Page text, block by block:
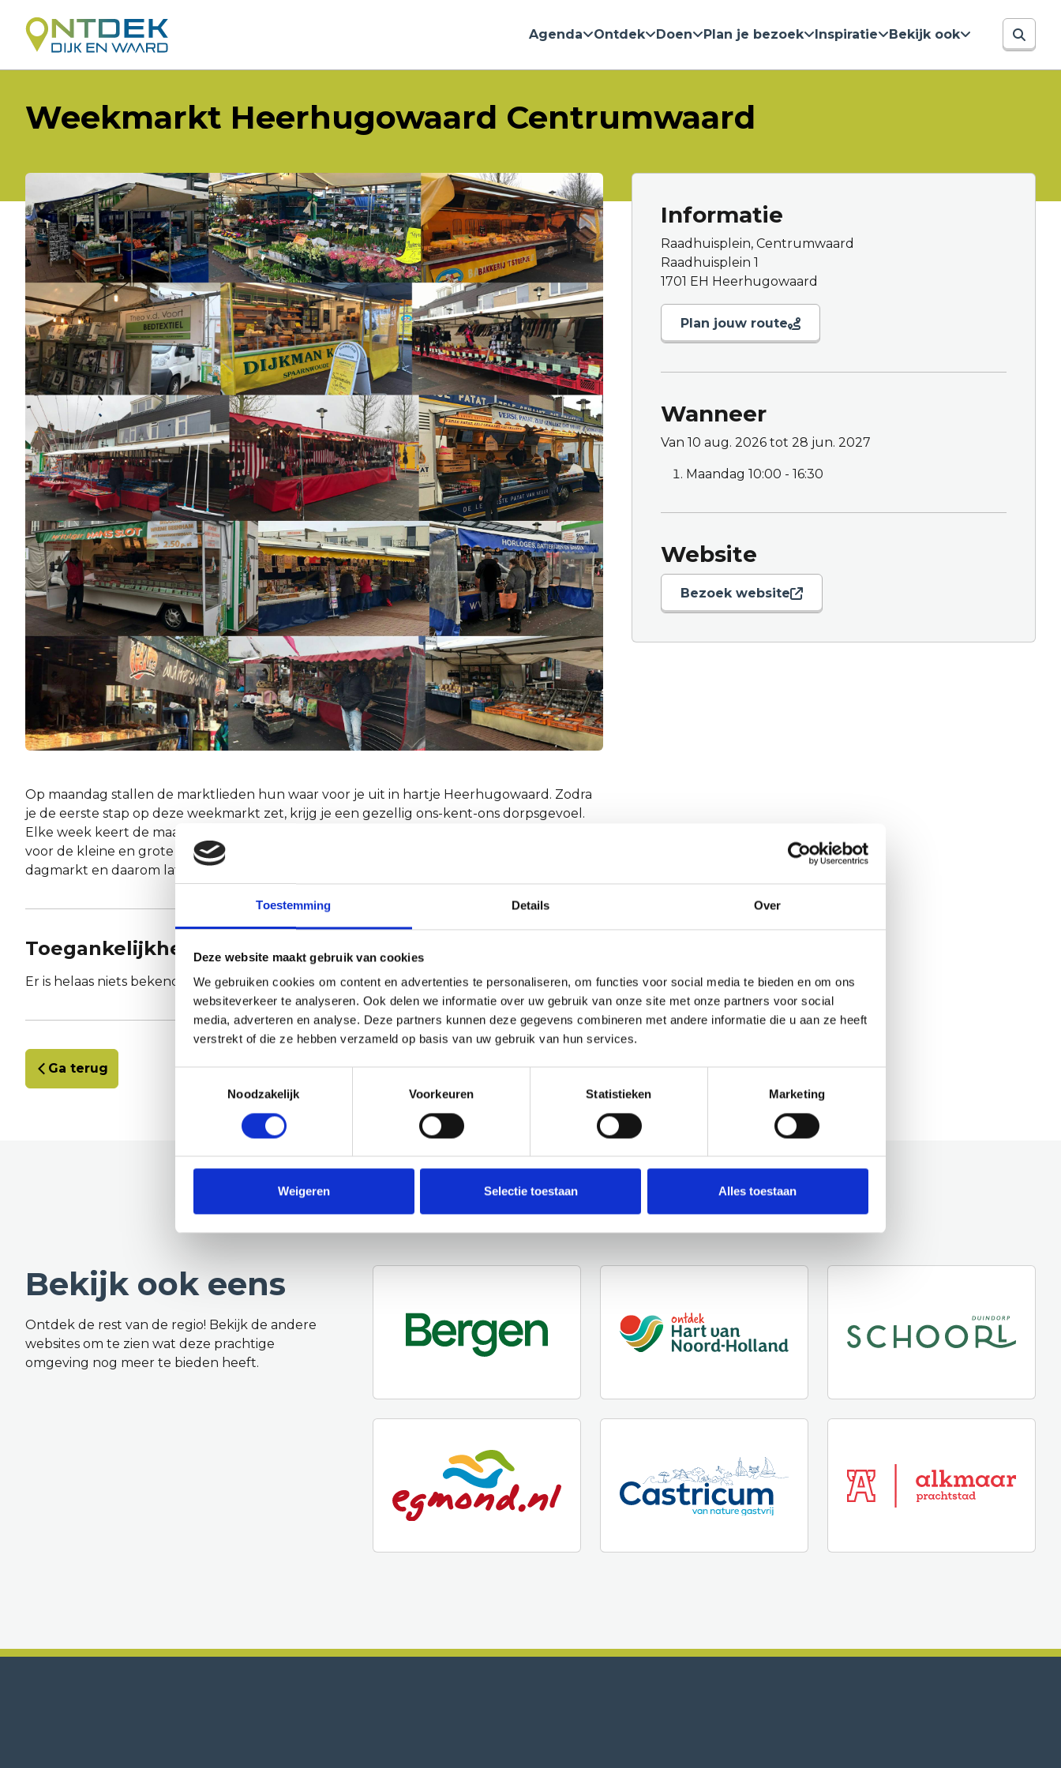
Toestemming Details Over
Deze website maakt gebruik van cookies
We gebruiken cookies om content en advertenties te personaliseren, om functies voor social media te bieden en om ons
websiteverkeer te analyseren. Ook delen we informatie over uw gebruik van onze site met onze partners voor social
media, adverteren en analyse. Deze partners kunnen deze gegevens combineren met andere informatie die u aan ze heeft
verstrekt of die ze hebben verzameld op basis van uw gebruik van hun services.
Noodzakelijk
Voorkeuren Statistieken Marketing
Weigeren Selectie toestaan Alles toestaan
Agenda Ontdek Doen Plan je bezoek Inspiratie Bekijk ook
Weekmarkt Heerhugowaard Centrumwaard
Op maandag stallen de marktlieden hun waar voor je uit in hartje Heerhugowaard. Zodra
je de eerste stap op deze weekmarkt zet, krijg je een gezellig ons-kent-ons dorpsgevoel.
Elke week keert de maandagmarkt terug. Je kunt hier van 10:00 uur tot 16:30 uur terecht
voor de kleine en grote boodschappen. De Raadhuisplein markt in Heerhugowaard is een
dagmarkt en daarom laten de marktlieden de hele ochtend en middag van zich horen.
Toegankelijkheid
Er is helaas niets bekend over de toegankelijkheid.
Ga terug
Informatie
Raadhuisplein, Centrumwaard
Raadhuisplein 1
1701 EH Heerhugowaard
Plan jouw route
Wanneer
Van 10 aug. 2026 tot 28 jun. 2027
Maandag 10:00 - 16:30
Website
Bezoek website
Bekijk ook eens
Ontdek de rest van de regio! Bekijk de andere
websites om te zien wat deze prachtige
omgeving nog meer te bieden heeft.